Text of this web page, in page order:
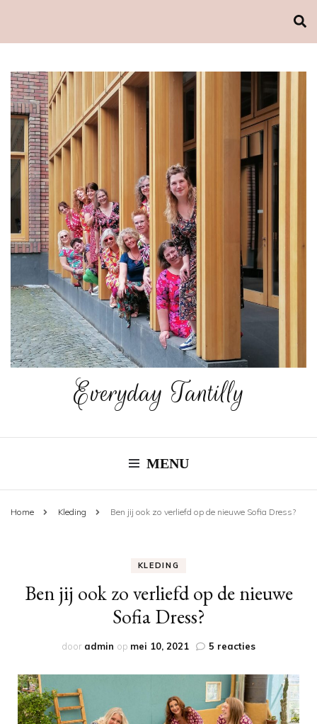
Everyday Tantilly
MENU
Home Kleding Ben jij ook zo verliefd op de nieuwe Sofia Dress?
KLEDING
Ben jij ook zo verliefd op de nieuwe
Sofia Dress?
door admin op mei 10, 2021 5 reactiesop
jij
ook
zo
verliefd